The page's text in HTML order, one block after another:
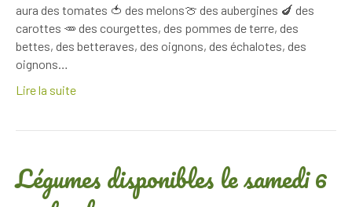
aura des tomates 🍅 des melons🍈 des aubergines 🍆 des
carottes 🥕 des courgettes, des pommes de terre, des
bettes, des betteraves, des oignons, des échalotes, des
oignons…
Lire la suite
Légumes disponibles le samedi 6